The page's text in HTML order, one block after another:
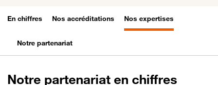
En chiffres Nos accréditations Nos expertises
Notre partenariat
Notre partenariat en chiffres